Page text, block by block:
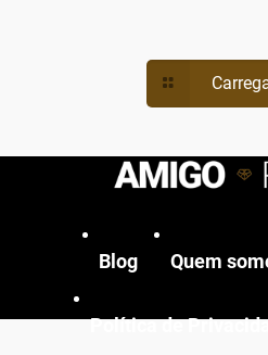
Blog Quem
Política de